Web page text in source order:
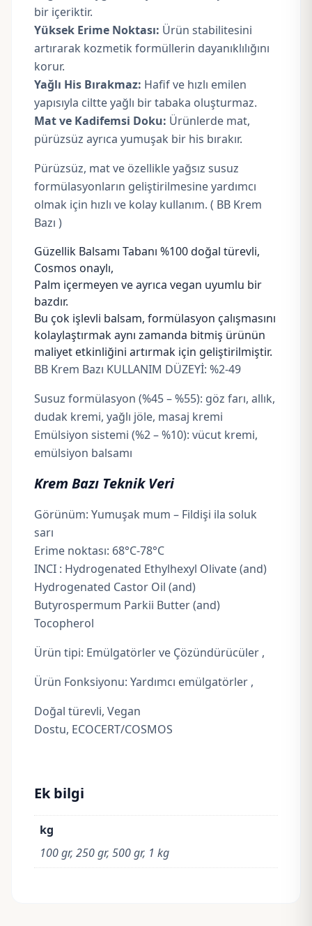
bir içeriktir.
Yüksek Erime Noktası: Ürün stabilitesini
artırarak kozmetik formüllerin dayanıklılığını
korur.
Yağlı His Bırakmaz: Hafif ve hızlı emilen
yapısıyla ciltte yağlı bir tabaka oluşturmaz.
Mat ve Kadifemsi Doku: Ürünlerde mat,
pürüzsüz ayrıca yumuşak bir his bırakır.
Pürüzsüz, mat ve özellikle yağsız susuz
formülasyonların geliştirilmesine yardımcı
olmak için hızlı ve kolay kullanım. ( BB Krem
Bazı )
Güzellik Balsamı Tabanı %100 doğal türevli,
Cosmos onaylı,
Palm içermeyen ve ayrıca vegan uyumlu bir
bazdır.
Bu çok işlevli balsam, formülasyon çalışmasını
kolaylaştırmak aynı zamanda bitmiş ürünün
maliyet etkinliğini artırmak için geliştirilmiştir.
BB Krem Bazı KULLANIM DÜZEYİ: %2-49
Susuz formülasyon (%45 – %55): göz farı, allık,
dudak kremi, yağlı jöle, masaj kremi
Emülsiyon sistemi (%2 – %10): vücut kremi,
emülsiyon balsamı
Krem Bazı Teknik Veri
Görünüm: Yumuşak mum – Fildişi ila soluk
sarı
Erime noktası: 68°C-78°C
INCI : Hydrogenated Ethylhexyl Olivate (and)
Hydrogenated Castor Oil (and)
Butyrospermum Parkii Butter (and)
Tocopherol
Ürün tipi: Emülgatörler ve Çözündürücüler ,
Ürün Fonksiyonu: Yardımcı emülgatörler ,
Doğal türevli, Vegan
Dostu, ECOCERT/COSMOS
Ek bilgi
kg
100 gr, 250 gr, 500 gr, 1 kg